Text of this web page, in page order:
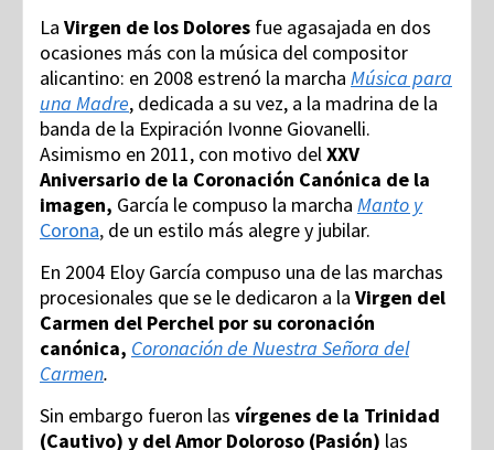
La Virgen de los Dolores fue agasajada en dos
ocasiones más con la música del compositor
alicantino: en 2008 estrenó la marcha Música para
una Madre, dedicada a su vez, a la madrina de la
banda de la Expiración Ivonne Giovanelli.
Asimismo en 2011, con motivo delXXV
Aniversario de la Coronación Canónica de la
imagen, García le compuso la marcha Manto y
Corona, de un estilo más alegre y jubilar.
En 2004 Eloy García compuso una de las marchas
procesionales que se le dedicaron a la Virgen del
Carmen del Perchel por su coronación
canónica, Coronación de Nuestra Señora del
Carmen.
Sin embargo fueron las vírgenes de la Trinidad
(Cautivo) y del Amor Doloroso (Pasión) las